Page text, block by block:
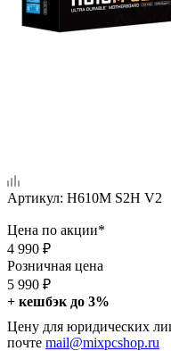
Артикул: H610M S2H V2
Цена по акции*
4 990 ₽
Розничная цена
5 990 ₽
+ кешбэк до 3%
Цену для юридических
почте mail@mixpcshop.ru